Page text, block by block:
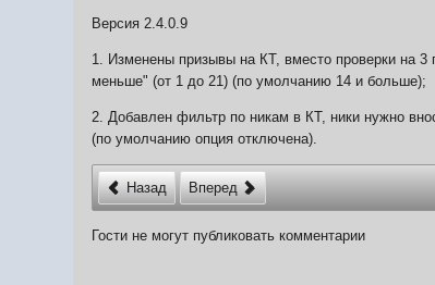
Версия 2.4.0.9
1. Изменены призывы на КТ, вместо проверки на 3
меньше" (от 1 до 21) (по умолчанию 14 и больше);
2. Добавлен фильтр по никам в КТ, ники нужно
(по умолчанию опция отключена).
Назад Вперед
Гости не могут публиковать комментарии